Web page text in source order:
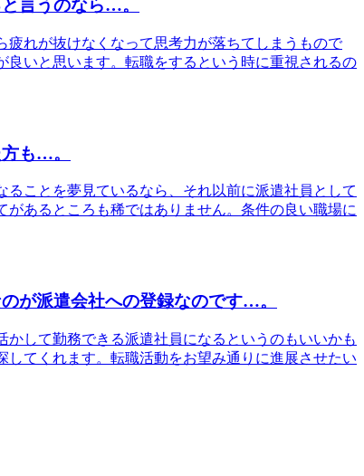
言うのなら…。
れが抜けなくなって思考力が落ちてしまうもので
いと思います。転職をするという時に重視されるの
も…。
ことを夢見ているなら、それ以前に派遣社員として
あるところも稀ではありません。条件の良い職場に
が派遣会社への登録なのです…。
かして勤務できる派遣社員になるというのもいいかも
てくれます。転職活動をお望み通りに進展させたい